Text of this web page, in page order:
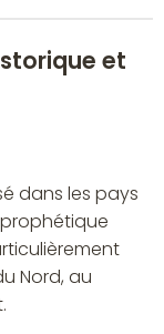
et
dans les pays
Nord, au